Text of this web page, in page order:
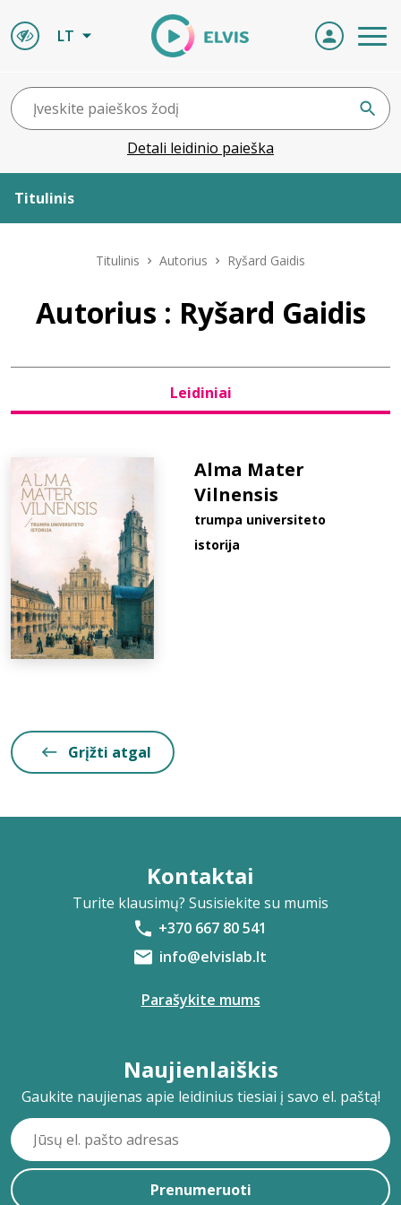
LT
Detali leidinio paieška
Titulinis
Leidiniai
D.U.K.
Titulinis Autorius Ryšard Gaidis
Autorius : Ryšard Gaidis
Leidiniai
Alma Mater
Vilnensis
trumpa universiteto
istorija
Grįžti atgal
Kontaktai
Turite klausimų? Susisiekite su mumis
+370 667 80 541
info@elvislab.lt
Parašykite mums
Naujienlaiškis
Gaukite naujienas apie leidinius tiesiai į savo el. paštą!
Prenumeruoti